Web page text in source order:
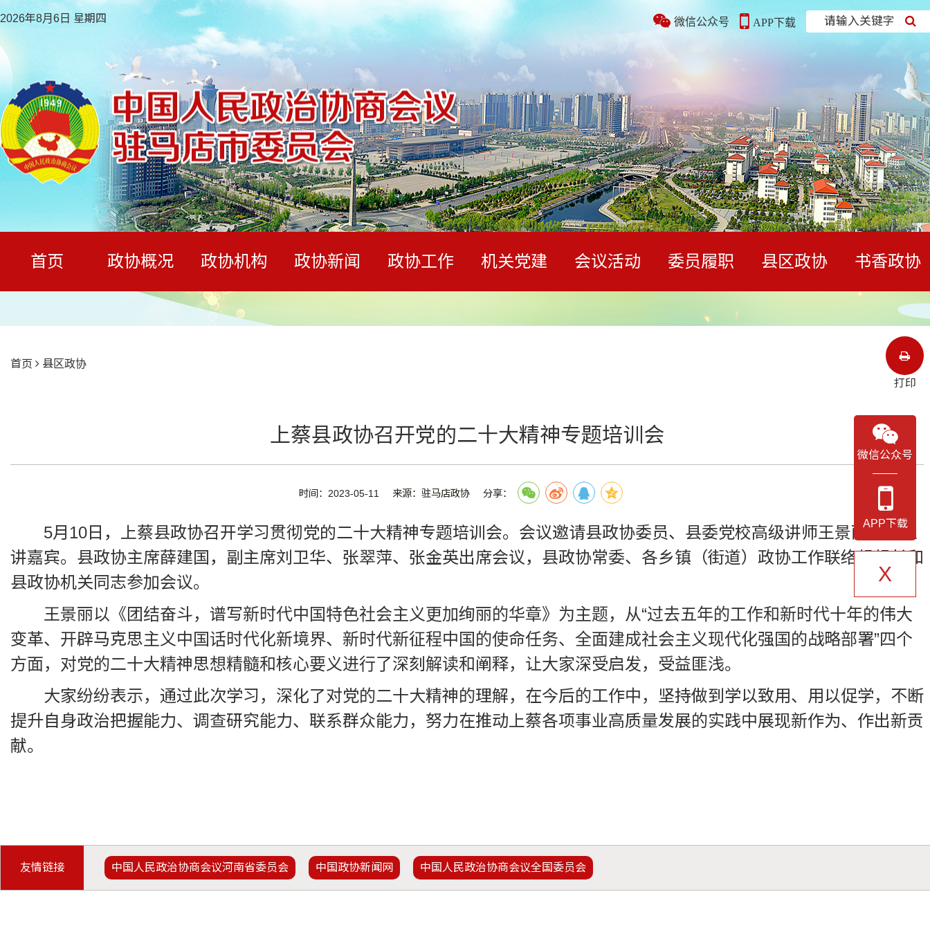
2026年8月6日 星期四 微信公众号 APP下载 请输入关键字
首页 政协概况 政协机构 政协新闻 政协工作 机关党建 会议活动 委员履职 县区政协 书香政协
首页
县区政协
打印
上蔡县政协召开党的二十大精神专题培训会
时间：2023-05-11 来源：驻马店政协 分享：
5月10日，上蔡县政协召开学习贯彻党的二十大精神专题培训会。会议邀请县政协委员、县委党校高级讲师王景丽担任主
讲嘉宾。县政协主席薛建国，副主席刘卫华、张翠萍、张金英出席会议，县政协常委、各乡镇（街道）政协工作联络组组长和
县政协机关同志参加会议。
王景丽以《团结奋斗，谱写新时代中国特色社会主义更加绚丽的华章》为主题，从“过去五年的工作和新时代十年的伟大
变革、开辟马克思主义中国话时代化新境界、新时代新征程中国的使命任务、全面建成社会主义现代化强国的战略部署”四个
方面，对党的二十大精神思想精髓和核心要义进行了深刻解读和阐释，让大家深受启发，受益匪浅。
大家纷纷表示，通过此次学习，深化了对党的二十大精神的理解，在今后的工作中，坚持做到学以致用、用以促学，不断
提升自身政治把握能力、调查研究能力、联系群众能力，努力在推动上蔡各项事业高质量发展的实践中展现新作为、作出新贡
献。
友情链接 中国人民政治协商会议河南省委员会 中国政协新闻网 中国人民政治协商会议全国委员会
微信公众号
APP下载
X